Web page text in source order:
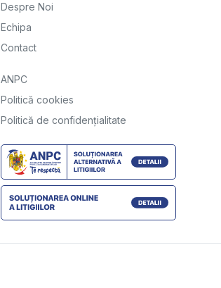
Despre Noi
Echipa
Contact
ANPC
Politică cookies
Politică de confidențialitate